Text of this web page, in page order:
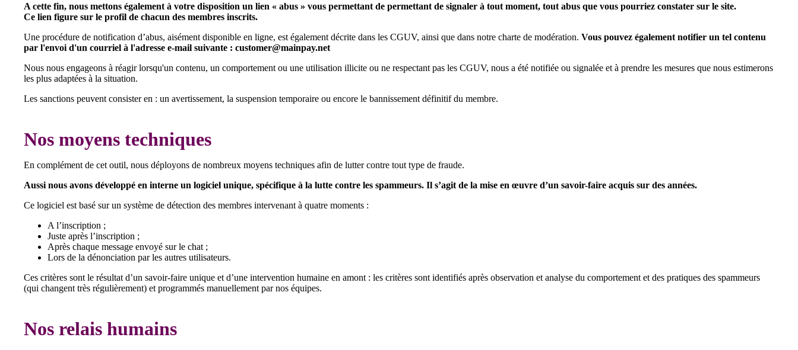
A cette fin, nous mettons également à votre disposition un lien « abus » vous permettant de permettant de signaler à tout moment, tout abus que vous pourriez constater sur le site.
Ce lien figure sur le profil de chacun des membres inscrits.
Une procédure de notification d’abus, aisément disponible en ligne, est également décrite dans les CGUV, ainsi que dans notre charte de modération. Vous pouvez également notifier un tel contenu
par l'envoi d'un courriel à l'adresse e-mail suivante : customer@mainpay.net
Nous nous engageons à réagir lorsqu'un contenu, un comportement ou une utilisation illicite ou ne respectant pas les CGUV, nous a été notifiée ou signalée et à prendre les mesures que nous estimerons
les plus adaptées à la situation.
Les sanctions peuvent consister en : un avertissement, la suspension temporaire ou encore le bannissement définitif du membre.
Nos moyens techniques
En complément de cet outil, nous déployons de nombreux moyens techniques afin de lutter contre tout type de fraude.
Aussi nous avons développé en interne un logiciel unique, spécifique à la lutte contre les spammeurs. Il s’agit de la mise en œuvre d’un savoir-faire acquis sur des années.
Ce logiciel est basé sur un système de détection des membres intervenant à quatre moments :
A l’inscription ;
Juste après l’inscription ;
Après chaque message envoyé sur le chat ;
Lors de la dénonciation par les autres utilisateurs.
Ces critères sont le résultat d’un savoir-faire unique et d’une intervention humaine en amont : les critères sont identifiés après observation et analyse du comportement et des pratiques des spammeurs
(qui changent très régulièrement) et programmés manuellement par nos équipes.
Nos relais humains